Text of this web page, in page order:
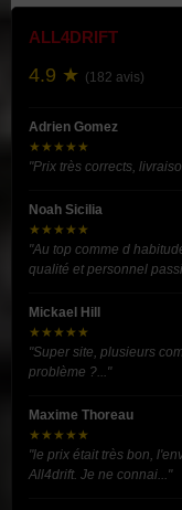
ALL4DRIFT
4.9 ★ (182 avis)
Adrien Gomez
★★★★★
"Prix très corrects,
Noah Sicilia
★★★★★
"Au top comme d
qualité et personnel
Mickael Hill
★★★★★
"Super site, plusieurs
problème ?..."
Maxime Thoreau
★★★★★
"le prix était très bon,
All4drift. Je ne connai..."